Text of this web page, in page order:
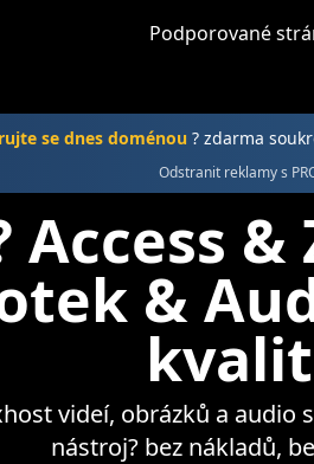
Podporované
se dnes doménou ? zdarma
Odstranit reklamy s
Access
&
videí, obrázků a
nástroj? bez nákladů,